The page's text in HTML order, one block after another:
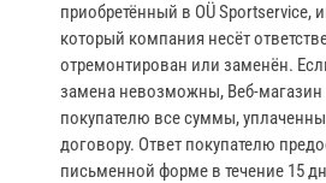
приобретённый в OÜ Sportservice,
который компания несёт
отремонтирован или заменён.
замена невозможны,
покупателю все суммы,
договору. Ответ покупателю
письменной форме в течение 15